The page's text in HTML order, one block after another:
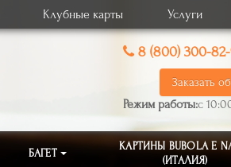
Клубные карты Услуги
8 (800) 300-
Заказать
Режим работы:с
БАГЕТ
КАРТИНЫ BUBOLA E
(ИТАЛИЯ)